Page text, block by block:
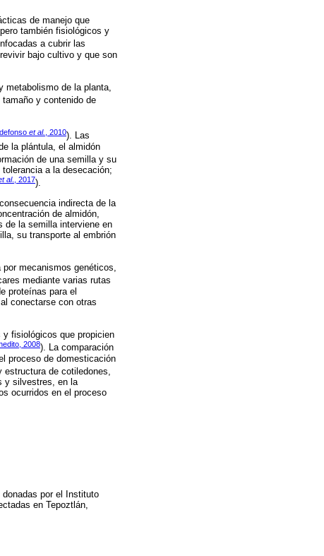
de manejo que
también fisiológicos y
a cubrir las
bajo cultivo y que son
metabolismo de la planta,
y contenido de
et al. , 2010). Las
la plántula, el almidón
de una semilla y su
a la desecación;
al., 2017).
indirecta de la
de almidón,
de la semilla interviene en
su transporte al embrión
mecanismos genéticos,
mediante varias rutas
proteínas para el
conectarse con otras
fisiológicos que propicien
2008). La comparación
proceso de domesticación
de cotiledones,
y silvestres, en la
ocurridos en el proceso
donadas por el Instituto
en Tepoztlán,